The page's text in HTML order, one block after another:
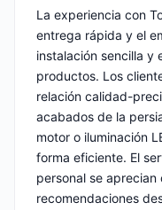
La experiencia con
entrega rápida y el
instalación sencilla y
productos. Los
relación calidad-
acabados de la
motor o iluminación
forma eficiente. El
personal se
recomendaciones